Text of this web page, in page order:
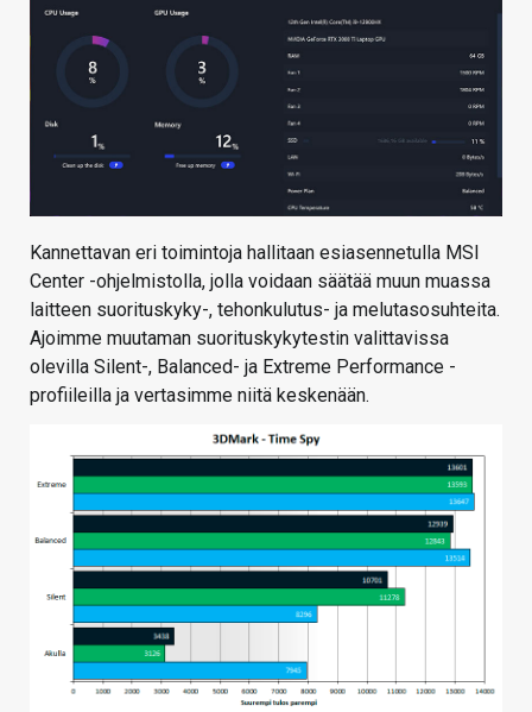
Kannettavan eri toimintoja hallitaan esiasennetulla MSI
Center -ohjelmistolla, jolla voidaan säätää muun muassa
laitteen suorituskyky-, tehonkulutus- ja melutasosuhteita.
Ajoimme muutaman suorituskykytestin valittavissa
olevilla Silent-, Balanced- ja Extreme Performance -
profiileilla ja vertasimme niitä keskenään.